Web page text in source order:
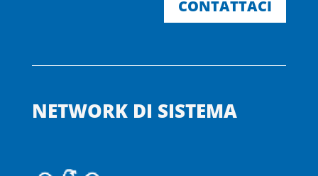
CONTATTACI
NETWORK DI SISTEMA